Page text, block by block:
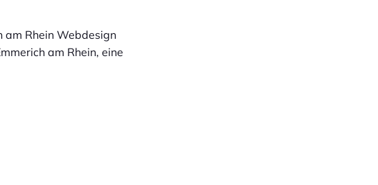
am Rhein Webdesign
am Rhein, eine